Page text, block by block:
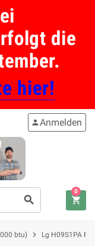
die
hier!
search
personAnmelden
shopping_cart
0
btu) chevron_right Lg H09S1PA